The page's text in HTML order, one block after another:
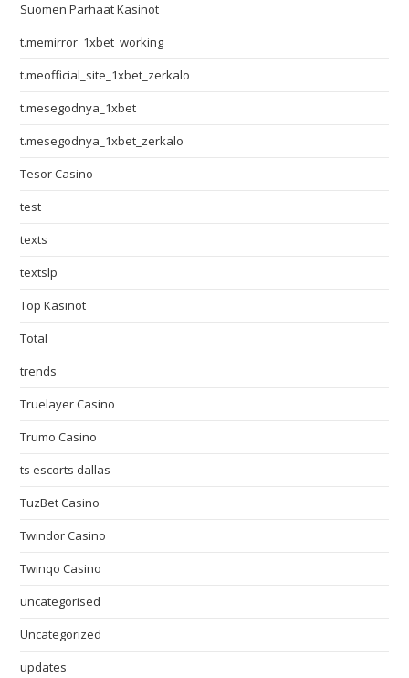
Suomen Parhaat Kasinot
t.memirror_1xbet_working
t.meofficial_site_1xbet_zerkalo
t.mesegodnya_1xbet
t.mesegodnya_1xbet_zerkalo
Tesor Casino
test
texts
textslp
Top Kasinot
Total
trends
Truelayer Casino
Trumo Casino
ts escorts dallas
TuzBet Casino
Twindor Casino
Twinqo Casino
uncategorised
Uncategorized
updates